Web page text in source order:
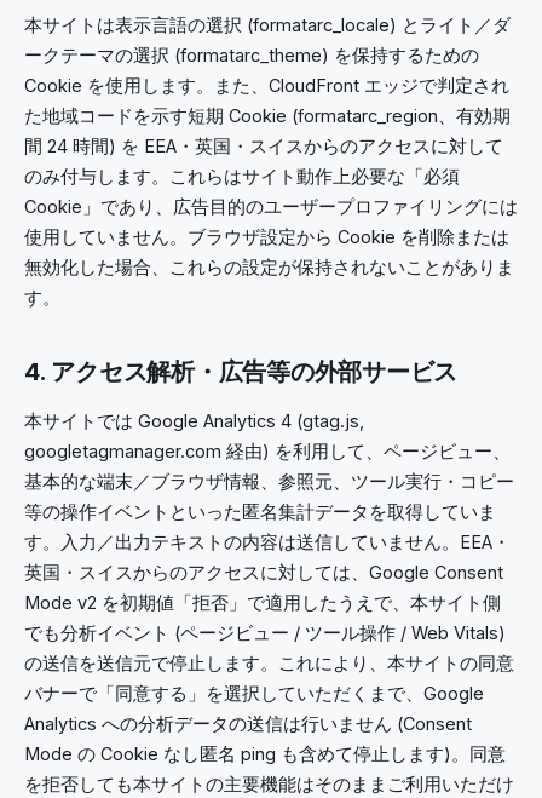
本サイトは表示言語の選択 (formatarc_locale) とライト／ダ
ークテーマの選択 (formatarc_theme) を保持するための
Cookie を使用します。また、CloudFront エッジで判定され
た地域コードを示す短期 Cookie (formatarc_region、有効期
間 24 時間) を EEA・英国・スイスからのアクセスに対して
のみ付与します。これらはサイト動作上必要な「必須
Cookie」であり、広告目的のユーザープロファイリングには
使用していません。ブラウザ設定から Cookie を削除または
無効化した場合、これらの設定が保持されないことがありま
す。
4. アクセス解析・広告等の外部サービス
本サイトでは Google Analytics 4 (gtag.js,
googletagmanager.com 経由) を利用して、ページビュー、
基本的な端末／ブラウザ情報、参照元、ツール実行・コピー
等の操作イベントといった匿名集計データを取得していま
す。入力／出力テキストの内容は送信していません。EEA・
英国・スイスからのアクセスに対しては、Google Consent
Mode v2 を初期値「拒否」で適用したうえで、本サイト側
でも分析イベント (ページビュー / ツール操作 / Web Vitals)
の送信を送信元で停止します。これにより、本サイトの同意
バナーで「同意する」を選択していただくまで、Google
Analytics への分析データの送信は行いません (Consent
Mode の Cookie なし匿名 ping も含めて停止します)。同意
を拒否しても本サイトの主要機能はそのままご利用いただけ